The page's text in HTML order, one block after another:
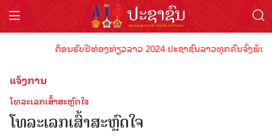
ຕ້ອນຮັບປີທ່ອງທ່ຽວລາວ 2024 ປະຊາຊົນລາວທຸກຄົນຈົ່ງພ້ອມ
ແຈ້ງການ
ໂທລະເລກເສົ້າສະຫຼົດໃຈ
ໂທລະເລກເສົ້າສະຫຼົດໃຈ